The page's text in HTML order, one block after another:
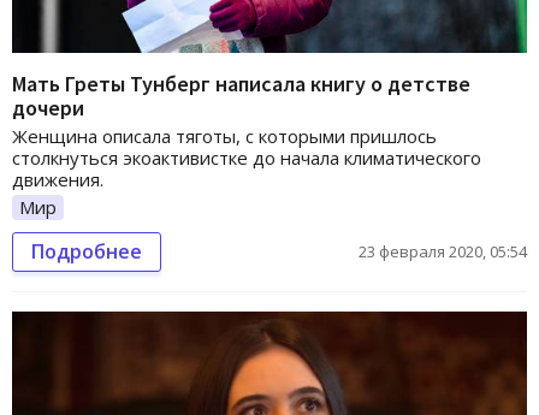
Мать Греты Тунберг написала книгу о детстве
дочери
Женщина описала тяготы, с которыми пришлось
столкнуться экоактивистке до начала климатического
движения.
Мир
Подробнее 23 февраля 2020, 05:54